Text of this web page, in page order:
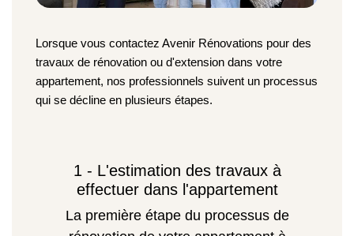
Lorsque vous contactez Avenir Rénovations pour des
travaux de rénovation ou d'extension dans votre
appartement, nos professionnels suivent un processus
qui se décline en plusieurs étapes.
1 - L'estimation des travaux à
effectuer dans l'appartement
La première étape du processus de